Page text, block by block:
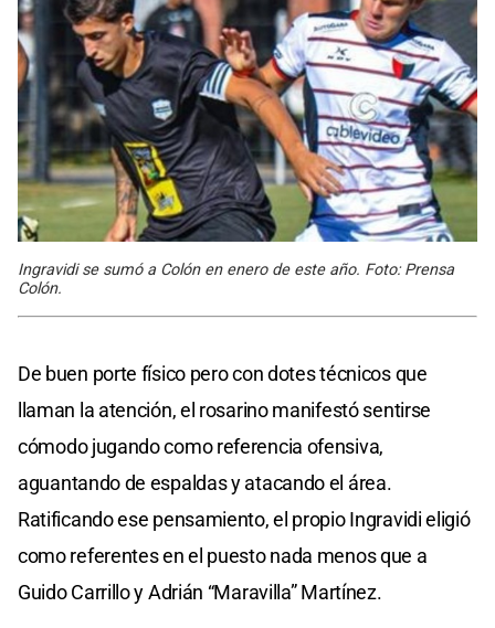
Ingravidi se sumó a Colón en enero de este año. Foto: Prensa
Colón.
De buen porte físico pero con dotes técnicos que
llaman la atención, el rosarino manifestó sentirse
cómodo jugando como referencia ofensiva,
aguantando de espaldas y atacando el área.
Ratificando ese pensamiento, el propio Ingravidi eligió
como referentes en el puesto nada menos que a
Guido Carrillo y Adrián “Maravilla” Martínez.